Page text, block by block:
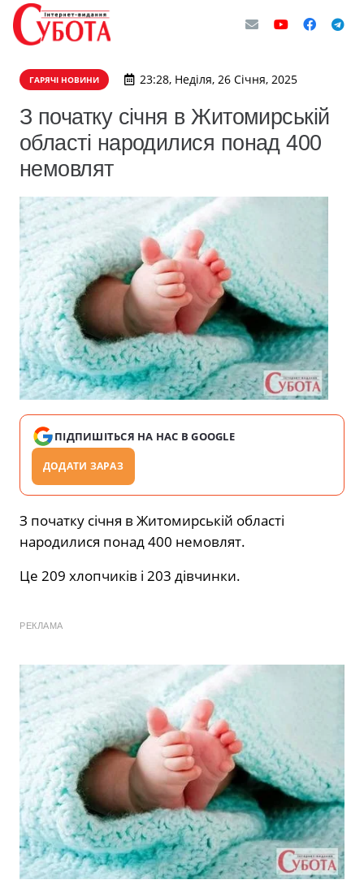
ГАРЯЧІ НОВИНИ 23:28, Неділя, 26 Січня, 2025
З початку січня в Житомирській
області народилися понад 400
немовлят
ПІДПИШІТЬСЯ НА НАС В GOOGLE
ДОДАТИ ЗАРАЗ
З початку січня в Житомирській області
народилися понад 400 немовлят.
Це 209 хлопчиків і 203 дівчинки.
РЕКЛАМА